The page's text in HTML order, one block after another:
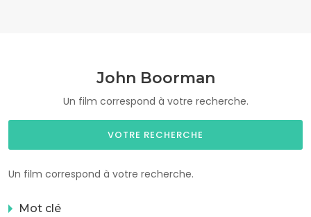
John Boorman
Un film correspond à votre recherche.
VOTRE RECHERCHE
Un film correspond à votre recherche.
Mot clé